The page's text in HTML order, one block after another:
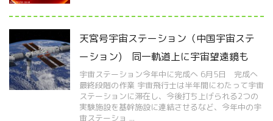
天宮号宇宙ステーション（中国宇宙ステ
ーション) 同一軌道上に宇宙望遠鏡も
宇宙ステーション今年中に完成へ 6月5日 完成へ
最終段階の作業 宇宙飛行士は半年間にわたって宇宙
ステーションに滞在し、今後打ち上げられる2つの
実験施設を基幹施設に連結させるなど、今年中の宇
宙ステーショ ...